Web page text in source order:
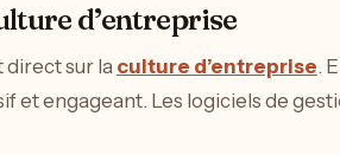
d’entreprise
direct sur la culture d’entreprise.
engageant. Les logiciels de